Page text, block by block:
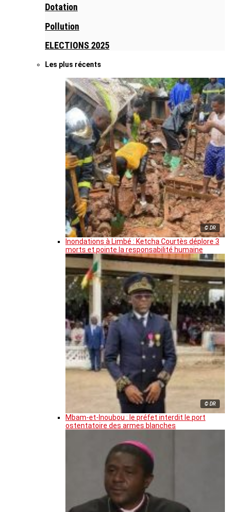
Dotation
Pollution
ELECTIONS 2025
Les plus récents
© DR
Inondations à Limbé : Ketcha Courtès déplore 3
morts et pointe la responsabilité humaine
© DR
Mbam-et-Inoubou : le préfet interdit le port
ostentatoire des armes blanches